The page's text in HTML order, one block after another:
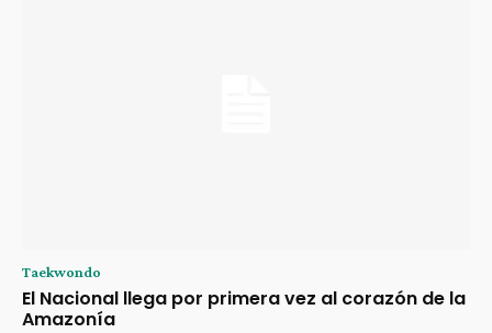
Taekwondo
El Nacional llega por primera vez al corazón de la
Amazonía